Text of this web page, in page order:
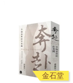
金石堂